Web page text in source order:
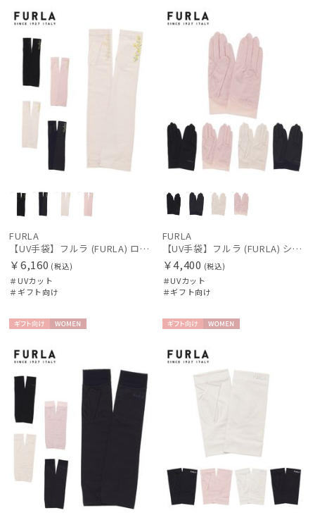
向け
N
FURLA
【UV手袋】フルラ (FURLA) ロング ＵＶ手袋 ミモザ 指無し 接触冷感
￥6,160 (税込)
＃UVカット
＃ギフト向け
向け
N
FURLA
【UV手袋】フルラ (FURLA) ショート ＵＶ手袋 ロゴ刺繍 5本指 接触冷感
￥4,400 (税込)
＃UVカット
＃ギフト向け
向け
N
向け
N